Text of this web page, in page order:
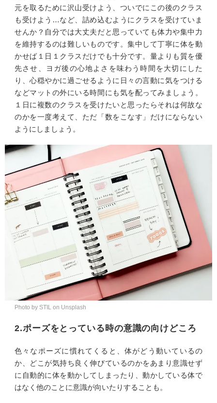
元を取るために沢山受けよう、ついでにこの後のクラス
も受けよう…など、詰め込むようにクラスを受けていま
せんか？自分では大丈夫だと思っていても体力や集中力
を維持するのは難しいものです。集中して丁寧に体を動
かせば１日１クラスだけでも十分です。量よりも質を優
先させ、ヨガ後の心地よさを味わう時間を大切にした
り、心穏やかに過ごせるように日々の言動に気をつける
などマットの外にいる時間にも気を配ってみましょう。
１日に複数のクラスを受けたいと思ったらそれは何故な
のかを一度考えて、ただ「数をこなす」だけにならない
ようにしましょう。
Photo by STIL on Unsplash
2.ポーズをとっている時の意識の向けどころ
色々なポーズに慣れてくると、体がどう動いているの
か、どこが気持ち良く伸びているのかをあまり意識せず
に自動的に体を動かしてしまったり、動かしている体で
はなく他のことに意識が向いたりすることも。